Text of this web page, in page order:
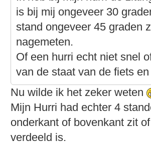
is bij mij ongeveer 30
stand ongeveer 45 graden
nagemeten.
Of een hurri echt niet snel
van de staat van de fiets
Nu wilde ik het zeker weten
Mijn Hurri had echter 4
onderkant of bovenkant zit
verdeeld is.